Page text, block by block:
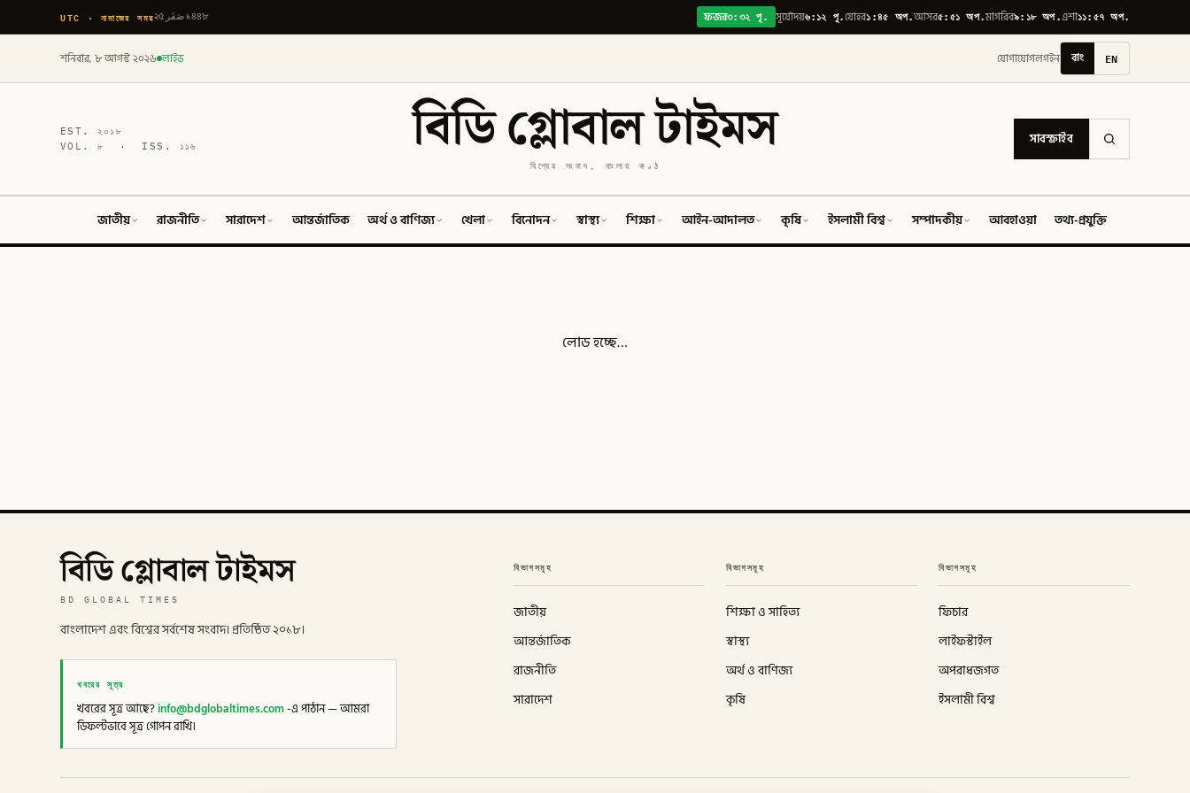
UTC · নামাজের সময় ২৫ صَفَر ১৪৪৮ ফজর৩:৩২ পূ. সূর্যোদয়৬:১২ পূ.যোহর১:৪৫ অপ.আসর৫:৫১ অপ.মাগরিব৯:১৮ অপ.এশা১১:৫৭ অপ.
শনিবার, ৮ আগস্ট ২০২৬ লাইভ যোগাযোগলগইন বাং EN
EST.২০১৮
VOL.৮ · ISS. ১১৬ বিডি গ্লোবাল টাইমস
বিশ্বের সংবাদ, বাংলার কণ্ঠ
সাবস্ক্রাইব
জাতীয় রাজনীতি সারাদেশ আন্তর্জাতিক অর্থ ও বাণিজ্য খেলা বিনোদন স্বাস্থ্য শিক্ষা আইন-আদালত কৃষি ইসলামী বিশ্ব সম্পাদকীয় আবহাওয়া তথ্য-প্রযুক্তি
লোড হচ্ছে…
বিডি গ্লোবাল টাইমস
BD GLOBAL TIMES
বাংলাদেশ এবং বিশ্বের সর্বশেষ সংবাদ। প্রতিষ্ঠিত ২০১৮।
খবরের সূত্র
খবরের সূত্র আছে?info@bdglobaltimes.com-এ পাঠান — আমরা
ডিফল্টভাবে সূত্র গোপন রাখি।
বিভাগসমূহ
জাতীয়
আন্তর্জাতিক
রাজনীতি
সারাদেশ
বিভাগসমূহ
শিক্ষা ও সাহিত্য
স্বাস্থ্য
অর্থ ও বাণিজ্য
কৃষি
বিভাগসমূহ
ফিচার
লাইফস্টাইল
অপরাধজগত
ইসলামী বিশ্ব